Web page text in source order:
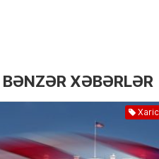
BƏNZƏR XƏBƏRLƏR